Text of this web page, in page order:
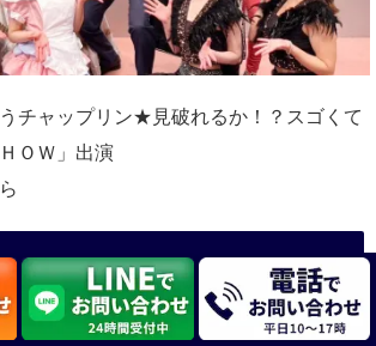
うチャップリン★見破れるか！？スゴくて
ＯＷ」出演
45分～
んとあそぼ」2時間SP